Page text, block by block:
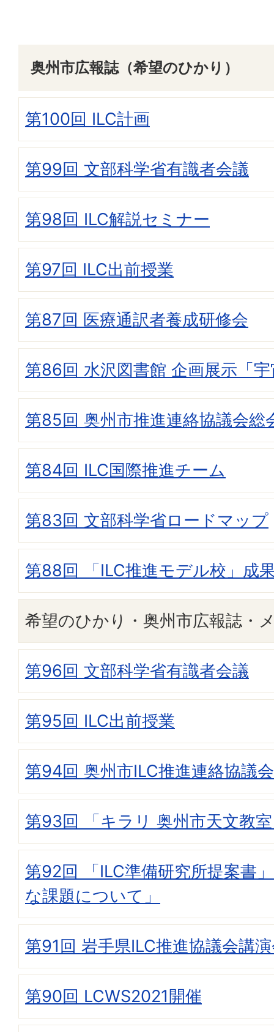
奥州市広報誌（希望のひかり）
第100回 ILC計画
第99回 文部科学省有識者会議
第98回 ILC解説セミナー
第97回 ILC出前授業
第87回 医療通訳者養成研修会
第86回 水沢図書館 企画展示「
第85回 奥州市推進連絡協議会総
第84回 ILC国際推進チーム
第83回 文部科学省ロードマップ
第88回 「ILC推進モデル校」成
希望のひかり・奥州市広報誌・
第96回 文部科学省有識者会議
第95回 ILC出前授業
第94回 奥州市ILC推進連絡協議会
第93回 「キラリ 奥州市天文教
第92回 「ILC準備研究所提案書
な課題について」
第91回 岩手県ILC推進協議会講
第90回 LCWS2021開催